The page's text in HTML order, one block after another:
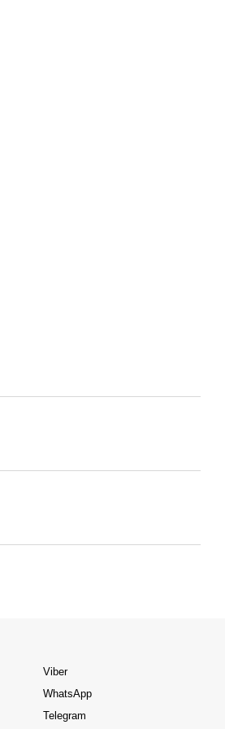
Viber
WhatsApp
Telegram